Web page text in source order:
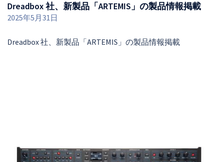
Dreadbox 社、新製品「ARTEMIS」の製品情報掲載
2025年5月31日
Dreadbox 社、新製品「ARTEMIS」の製品情報掲載